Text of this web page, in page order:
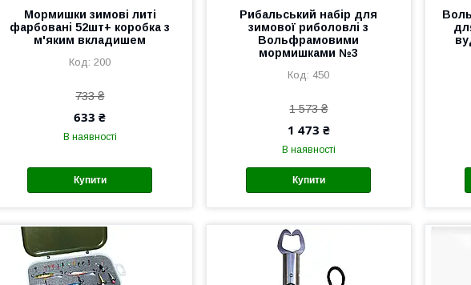
Мормишки зимові литі
фарбовані 52шт+ коробка з
м'яким вкладишем
200
733 ₴
633 ₴
В наявності
Купити
Рибальський набір для
зимової риболовлі з
Вольфрамовими
мормишками №3
450
1 573 ₴
1 473 ₴
В наявності
Купити